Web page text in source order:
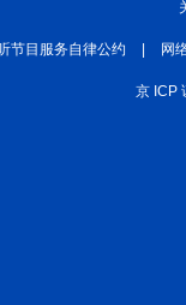
节目服务自律公约 | 网
京 ICP